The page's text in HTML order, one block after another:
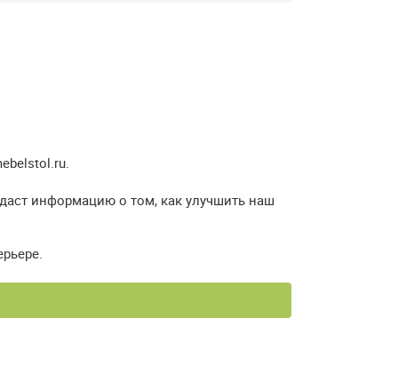
информацию о том, как улучшить наш